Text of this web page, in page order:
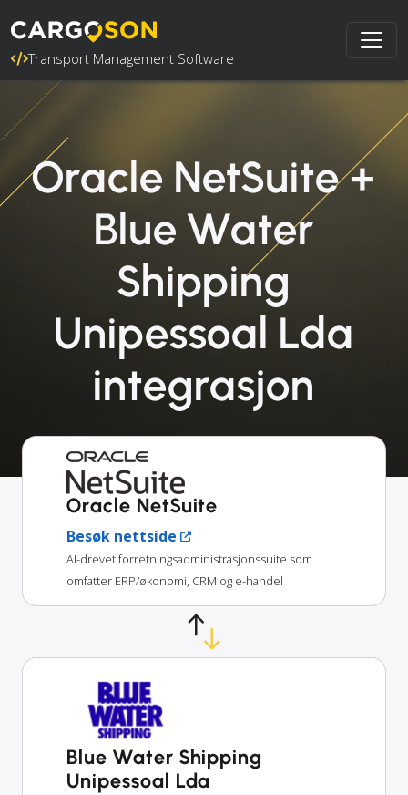
Transport Management Software
Oracle NetSuite +
Blue Water
Shipping
Unipessoal Lda
integrasjon
Oracle NetSuite
Besøk nettside
AI-drevet forretningsadministrasjonssuite som
omfatter ERP/økonomi, CRM og e-handel
Blue Water Shipping
Unipessoal Lda